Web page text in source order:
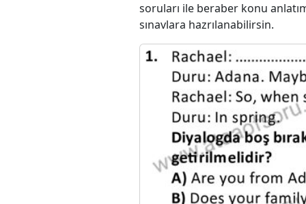
soruları ile beraber konu
sınavlara hazrılanabilirsin.